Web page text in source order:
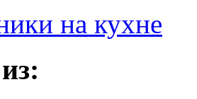
на кухне